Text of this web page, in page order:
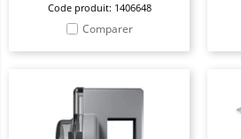
Code produit: 1406648
Comparer